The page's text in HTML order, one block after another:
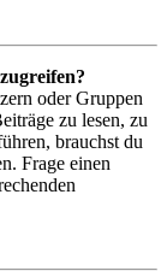
oder Gruppen
zu lesen, zu
brauchst du
Frage einen